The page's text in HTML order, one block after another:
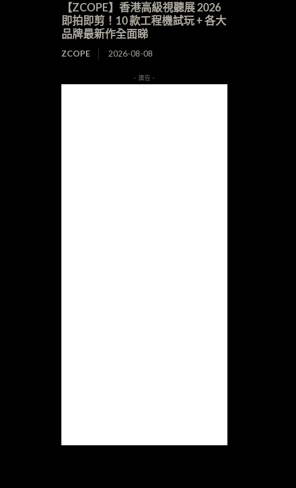
【ZCOPE】香港高級視聽展 2026
即拍即剪！10 款工程機試玩 + 各大
品牌最新作全面睇
ZCOPE 2026-08-08
- 廣告 -